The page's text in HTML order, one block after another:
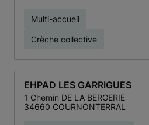
Multi-accueil
Crèche collective
EHPAD LES GARRIGUES
1 Chemin DE LA BERGERIE
34660 COURNONTERRAL